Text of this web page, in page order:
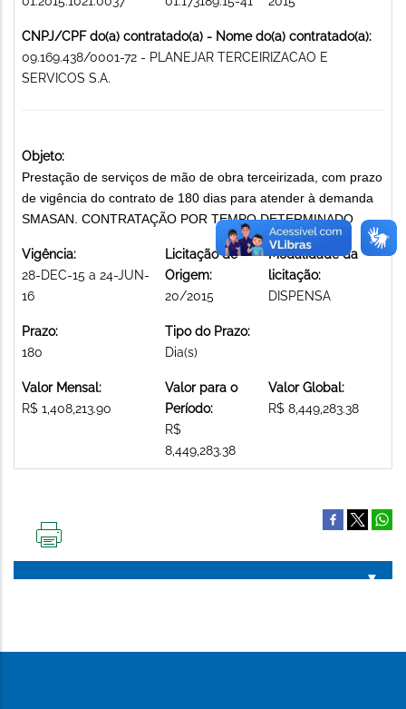
CNPJ/CPF do(a) contratado(a) - Nome do(a) contratado(a):
09.169.438/0001-72 - PLANEJAR TERCEIRIZACAO E
SERVICOS S.A.
Objeto:
Prestação de serviços de mão de obra terceirizada, com prazo
de vigência do contrato de 180 dias para atender à demanda
SMASAN. CONTRATAÇÃO POR TEMPO DETERMINADO
Vigência:
28-DEC-15 a 24-JUN-
16
Licitação de
Origem:
20/2015
Modalidade da
licitação:
DISPENSA
Prazo:
180
Tipo do Prazo:
Dia(s)
Valor Mensal:
R$ 1,408,213.90
Valor para o
Período:
R$
8,449,283.38
Valor Global:
R$ 8,449,283.38
PÁGINA